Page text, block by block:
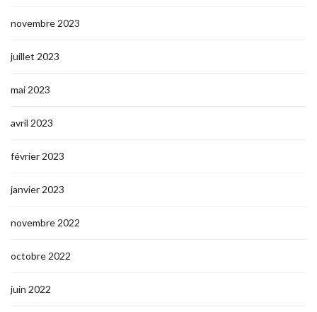
novembre 2023
juillet 2023
mai 2023
avril 2023
février 2023
janvier 2023
novembre 2022
octobre 2022
juin 2022